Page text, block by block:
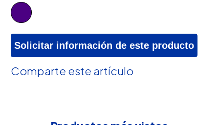
Solicitar información de este producto
Comparte este artículo